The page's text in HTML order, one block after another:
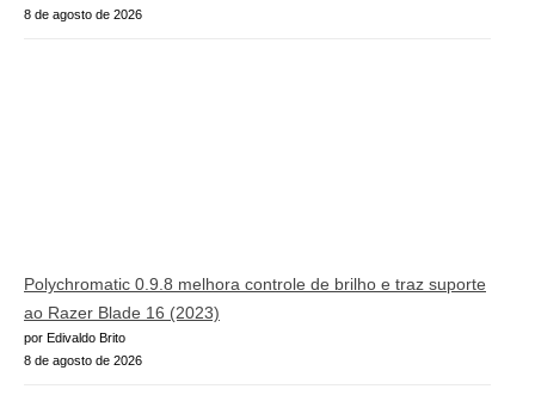
8 de agosto de 2026
Polychromatic 0.9.8 melhora controle de brilho e traz suporte
ao Razer Blade 16 (2023)
por Edivaldo Brito
8 de agosto de 2026